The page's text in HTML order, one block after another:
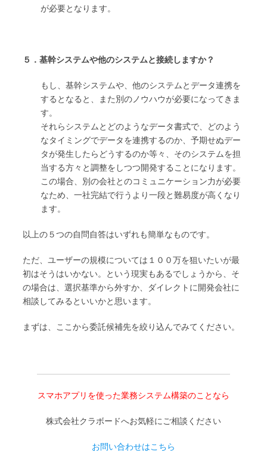
が必要となります。
５．基幹システムや他のシステムと接続しますか？
もし、基幹システムや、他のシステムとデータ連携を
するとなると、また別のノウハウが必要になってきま
す。
それらシステムとどのようなデータ書式で、どのよう
なタイミングでデータを連携するのか、予期せぬデー
タが発生したらどうするのか等々、そのシステムを担
当する方々と調整をしつつ開発することになります。
この場合、別の会社とのコミュニケーション力が必要
なため、一社完結で行うより一段と難易度が高くなり
ます。
以上の５つの自問自答はいずれも簡単なものです。
ただ、ユーザーの規模については１００万を狙いたいが最
初はそうはいかない。という現実もあるでしょうから、そ
の場合は、選択基準から外すか、ダイレクトに開発会社に
相談してみるといいかと思います。
まずは、ここから委託候補先を絞り込んでみてください。
スマホアプリを使った業務システム構築のことなら
株式会社クラボードへお気軽にご相談ください
お問い合わせはこちら